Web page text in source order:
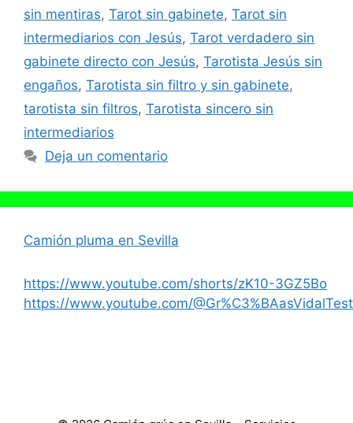
sin mentiras, Tarot sin gabinete, Tarot sin
intermediarios con Jesús, Tarot verdadero sin
gabinete directo con Jesús, Tarotista Jesús sin
engaños, Tarotista sin filtro y sin gabinete,
tarotista sin filtros, Tarotista sincero sin
intermediarios
Deja un comentario
Camión pluma en Sevilla
https://www.youtube.com/shorts/zK10-3GZ5Bo
https://www.youtube.com/